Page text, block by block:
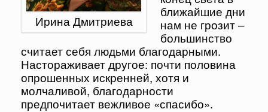
Ирина Дмитриева
ближайшие дни
нам не грозит –
большинство
считает себя людьми благодарными.
Настораживает другое: почти половина
опрошенных искренней, хотя и
молчаливой, благодарности
предпочитает вежливое «спасибо».